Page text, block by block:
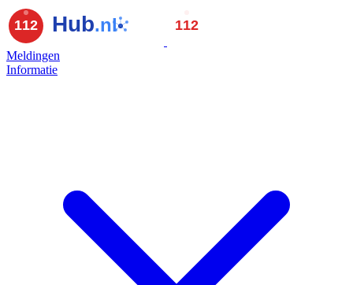
Meldingen
Informatie